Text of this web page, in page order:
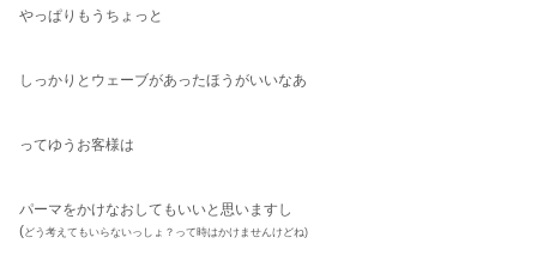
やっぱりもうちょっと
しっかりとウェーブがあったほうがいいなあ
ってゆうお客様は
パーマをかけなおしてもいいと思いますし
(どう考えてもいらないっしょ？って時はかけませんけどね)